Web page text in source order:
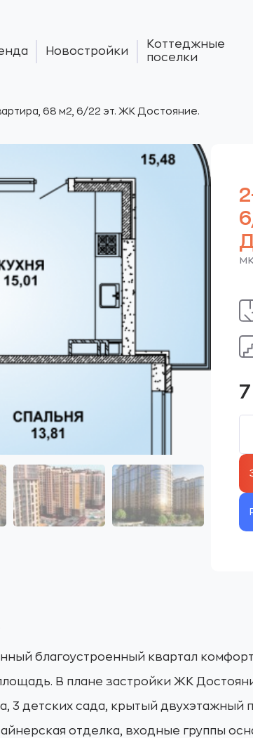
Новостройки
Коттеджные
поселки
68 м2, 6/22 эт. ЖК Достояние.
благоустроенный квартал
В плане застройки ЖК
3 детских сада, крытый двухэтажный
отделка, входные группы